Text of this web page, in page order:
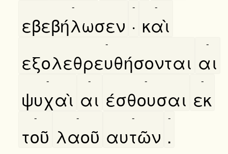
εβεβήλωσεν
-
·
-
καὶ
-
εξολεθρευθήσονται
-
αι
-
ψυχαὶ
-
αι
-
έσθουσαι
-
εκ
-
τοῦ
-
λαοῦ
-
αυτῶν
-
.
-